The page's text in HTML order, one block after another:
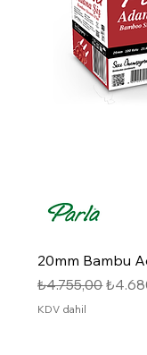
20mm Bambu
Normal Fiyat
₺4.755,00
KDV dahil